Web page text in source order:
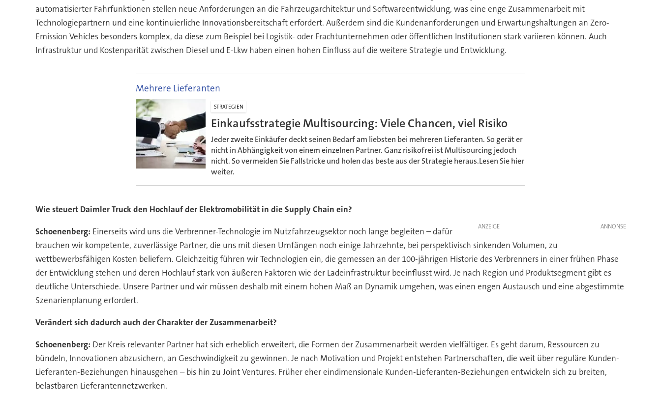
automatisierter Fahrfunktionen stellen neue Anforderungen an die Fahrzeugarchitektur und Softwareentwicklung, was eine enge Zusammenarbeit mit
Technologiepartnern und eine kontinuierliche Innovationsbereitschaft erfordert. Außerdem sind die Kundenanforderungen und Erwartungshaltungen an Zero-
Emission Vehicles besonders komplex, da diese zum Beispiel bei Logistik- oder Frachtunternehmen oder öffentlichen Institutionen stark variieren können. Auch
Infrastruktur und Kostenparität zwischen Diesel und E-Lkw haben einen hohen Einfluss auf die weitere Strategie und Entwicklung.
Mehrere Lieferanten
STRATEGIEN
Einkaufsstrategie Multisourcing: Viele Chancen, viel Risiko
Jeder zweite Einkäufer deckt seinen Bedarf am liebsten bei mehreren Lieferanten. So gerät er
nicht in Abhängigkeit von einem einzelnen Partner. Ganz risikofrei ist Multisourcing jedoch
nicht. So vermeiden Sie Fallstricke und holen das beste aus der Strategie heraus.Lesen Sie hier
weiter.
Wie steuert Daimler Truck den Hochlauf der Elektromobilität in die Supply Chain ein?
ANZEIGE
Schoenenberg: Einerseits wird uns die Verbrenner-Technologie im Nutzfahrzeugsektor noch lange begleiten – dafür
brauchen wir kompetente, zuverlässige Partner, die uns mit diesen Umfängen noch einige Jahrzehnte, bei perspektivisch sinkenden Volumen, zu
wettbewerbsfähigen Kosten beliefern. Gleichzeitig führen wir Technologien ein, die gemessen an der 100-jährigen Historie des Verbrenners in einer frühen Phase
der Entwicklung stehen und deren Hochlauf stark von äußeren Faktoren wie der Ladeinfrastruktur beeinflusst wird. Je nach Region und Produktsegment gibt es
deutliche Unterschiede. Unsere Partner und wir müssen deshalb mit einem hohen Maß an Dynamik umgehen, was einen engen Austausch und eine abgestimmte
Szenarienplanung erfordert.
Verändert sich dadurch auch der Charakter der Zusammenarbeit?
Schoenenberg: Der Kreis relevanter Partner hat sich erheblich erweitert, die Formen der Zusammenarbeit werden vielfältiger. Es geht darum, Ressourcen zu
bündeln, Innovationen abzusichern, an Geschwindigkeit zu gewinnen. Je nach Motivation und Projekt entstehen Partnerschaften, die weit über reguläre Kunden-
Lieferanten-Beziehungen hinausgehen – bis hin zu Joint Ventures. Früher eher eindimensionale Kunden-Lieferanten-Beziehungen entwickeln sich zu breiten,
belastbaren Lieferantennetzwerken.